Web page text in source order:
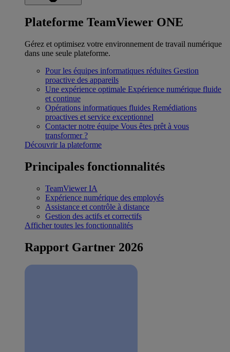
Plateforme TeamViewer ONE
Gérez et optimisez votre environnement de travail numérique
dans une seule plateforme.
Pour les équipes informatiques réduites Gestion
proactive des appareils
Une expérience optimale Expérience numérique fluide
et continue
Opérations informatiques fluides Remédiations
proactives et service exceptionnel
Contacter notre équipe Vous êtes prêt à vous
transformer ?
Découvrir la plateforme
Principales fonctionnalités
TeamViewer IA
Expérience numérique des employés
Assistance et contrôle à distance
Gestion des actifs et correctifs
Afficher toutes les fonctionnalités
Rapport Gartner 2026